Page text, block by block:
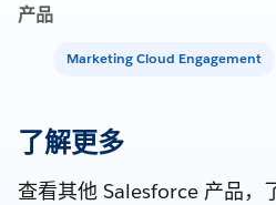
产品
Marketing Cloud Engagement
了解更多
查看其他 Salesforce 产品，